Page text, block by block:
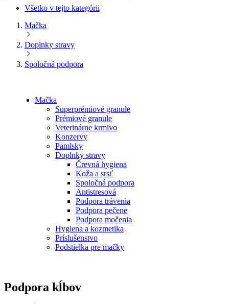
Všetko v tejto kategórii
Mačka
Doplnky stravy
Spoločná podpora
Mačka
Superprémiové granule
Prémiové granule
Veterinárne krmivo
Konzervy
Pamlsky
Doplnky stravy
Črevná hygiena
Koža a srsť
Spoločná podpora
Antistresová
Podpora trávenia
Podpora pečene
Podpora močenia
Hygiena a kozmetika
Príslušenstvo
Podstielka pre mačky
Podpora kĺbov